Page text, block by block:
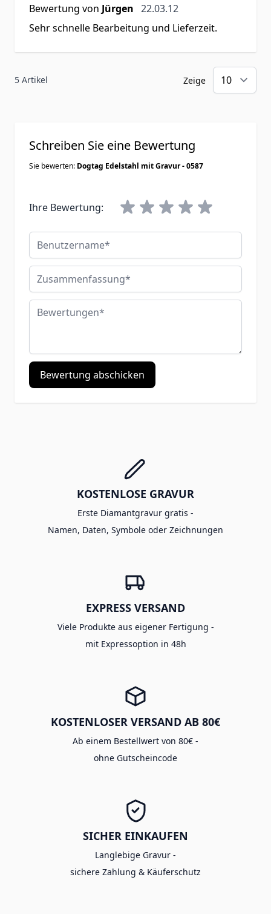
Bewertung von Jürgen 22. März 2012
22.03.12
Sehr schnelle Bearbeitung und Lieferzeit.
5 Artikel Zeige
Schreiben Sie eine Bewertung
Sie bewerten: Dogtag Edelstahl mit Gravur - 0587
Ihre Bewertung:
Benutzername
Zusammenfassung
Bewertungen
Bewertung abschicken
KOSTENLOSE GRAVUR
Erste Diamantgravur gratis -
Namen, Daten, Symbole oder Zeichnungen
EXPRESS VERSAND
Viele Produkte aus eigener Fertigung -
mit Expressoption in 48h
KOSTENLOSER VERSAND AB 80€
Ab einem Bestellwert von 80€ -
ohne Gutscheincode
SICHER EINKAUFEN
Langlebige Gravur -
sichere Zahlung & Käuferschutz